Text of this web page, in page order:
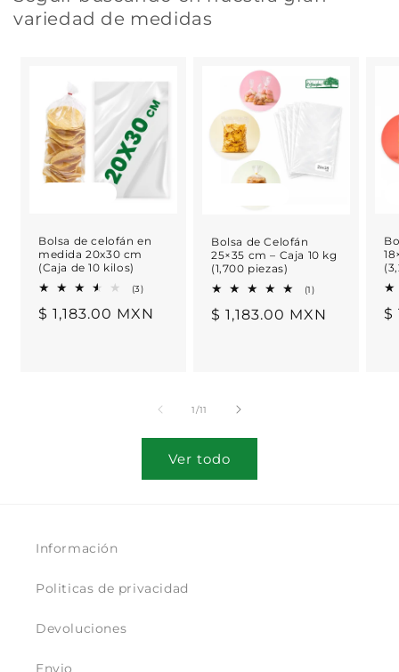
variedad de medidas
Bolsa de celofán en
medida 20x30 cm
(Caja de 10 kilos)
(3)3
totales
Precio
$ 1,183.00 MXN
Bolsa de Celofán
25×35 cm – Caja 10 kg
(1,700 piezas)
(1)1
totales
Precio
$ 1,183.00 MXN $
1/de
11
Ver todo
Información
Politicas de privacidad
Devoluciones
Envio